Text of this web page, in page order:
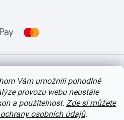
Vám umožnili pohodlné
provozu webu neustále
a použitelnost. Zde si můžete
osobních údajů.
práva vyhrazena. Upravit nastavení cookies